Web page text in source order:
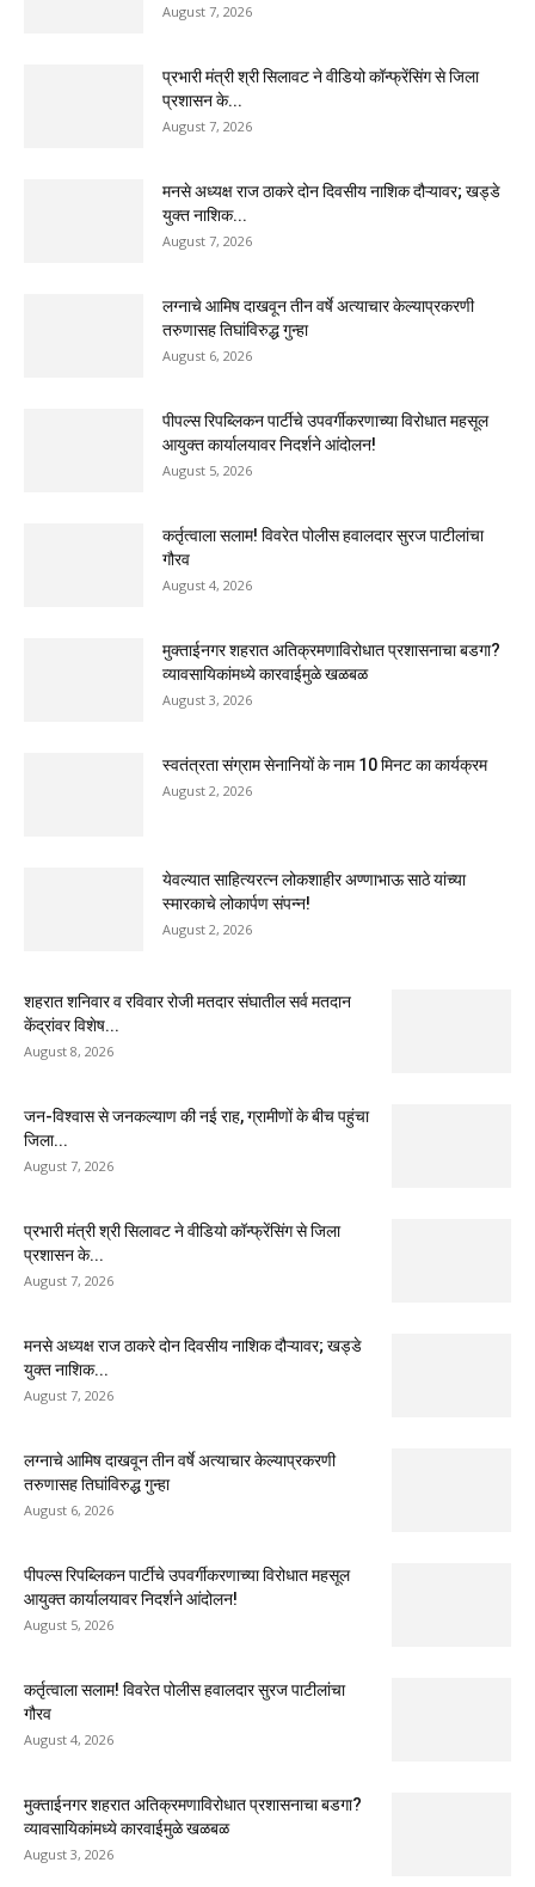
August 7, 2026
प्रभारी मंत्री श्री सिलावट ने वीडियो कॉन्फ्रेंसिंग से जिला
प्रशासन के...
August 7, 2026
मनसे अध्यक्ष राज ठाकरे दोन दिवसीय नाशिक दौऱ्यावर; खड्डे
युक्त नाशिक...
August 7, 2026
लग्नाचे आमिष दाखवून तीन वर्षे अत्याचार केल्याप्रकरणी
तरुणासह तिघांविरुद्ध गुन्हा
August 6, 2026
पीपल्स रिपब्लिकन पार्टीचे उपवर्गीकरणाच्या विरोधात महसूल
आयुक्त कार्यालयावर निदर्शने आंदोलन!
August 5, 2026
कर्तृत्वाला सलाम! विवरेत पोलीस हवालदार सुरज पाटीलांचा
गौरव
August 4, 2026
मुक्ताईनगर शहरात अतिक्रमणाविरोधात प्रशासनाचा बडगा?
व्यावसायिकांमध्ये कारवाईमुळे खळबळ
August 3, 2026
स्वतंत्रता संग्राम सेनानियों के नाम 10 मिनट का कार्यक्रम
August 2, 2026
येवल्यात साहित्यरत्न लोकशाहीर अण्णाभाऊ साठे यांच्या
स्मारकाचे लोकार्पण संपन्न!
August 2, 2026
शहरात शनिवार व रविवार रोजी मतदार संघातील सर्व मतदान
केंद्रांवर विशेष...
August 8, 2026
जन-विश्वास से जनकल्याण की नई राह, ग्रामीणों के बीच पहुंचा
जिला...
August 7, 2026
प्रभारी मंत्री श्री सिलावट ने वीडियो कॉन्फ्रेंसिंग से जिला
प्रशासन के...
August 7, 2026
मनसे अध्यक्ष राज ठाकरे दोन दिवसीय नाशिक दौऱ्यावर; खड्डे
युक्त नाशिक...
August 7, 2026
लग्नाचे आमिष दाखवून तीन वर्षे अत्याचार केल्याप्रकरणी
तरुणासह तिघांविरुद्ध गुन्हा
August 6, 2026
पीपल्स रिपब्लिकन पार्टीचे उपवर्गीकरणाच्या विरोधात महसूल
आयुक्त कार्यालयावर निदर्शने आंदोलन!
August 5, 2026
कर्तृत्वाला सलाम! विवरेत पोलीस हवालदार सुरज पाटीलांचा
गौरव
August 4, 2026
मुक्ताईनगर शहरात अतिक्रमणाविरोधात प्रशासनाचा बडगा?
व्यावसायिकांमध्ये कारवाईमुळे खळबळ
August 3, 2026